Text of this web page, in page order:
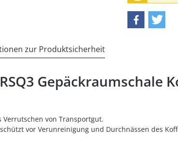
zur Produktsicherheit
Gepäckraumschale
von Transportgut.
vor Verunreinigung und Durchnässen des